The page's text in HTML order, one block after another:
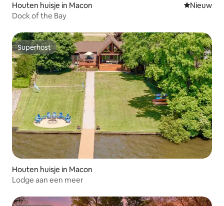
Houten huisje in Macon Nieuwe
Nieuw
Dock of the Bay
Superhost
Superhost
Houten huisje in Macon
Lodge aan een meer